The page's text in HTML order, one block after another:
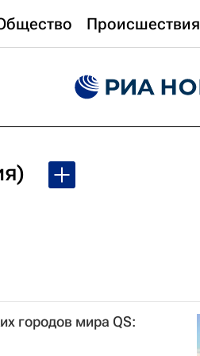
Происшествия
городов мира QS: